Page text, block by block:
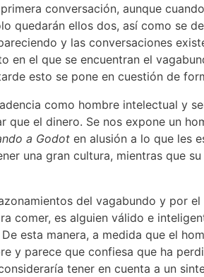
conversación, aunque
quedarán ellos dos, así como se
y las conversaciones
en el que se encuentran el
esto se pone en cuestión de
como hombre intelectual y
el dinero. Se nos expone un
a Godot en alusión a lo que les
una gran cultura, mientras que
del vagabundo y por
comer, es alguien válido e
esta manera, a medida que el
y parece que confiesa que ha
tener en cuenta a un